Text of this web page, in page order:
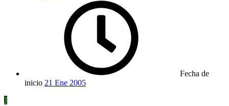
Fecha de
inicio 21 Ene 2005
J